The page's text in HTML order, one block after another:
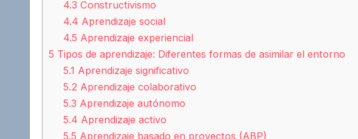
4.3 Constructivismo
4.4 Aprendizaje social
4.5 Aprendizaje experiencial
5 Tipos de aprendizaje: Diferentes formas de asimilar el entorno
5.1 Aprendizaje significativo
5.2 Aprendizaje colaborativo
5.3 Aprendizaje autónomo
5.4 Aprendizaje activo
5.5 Aprendizaje basado en proyectos (ABP)